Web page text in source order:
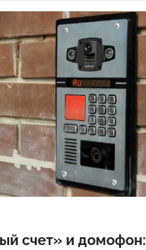
счет» и домофон: